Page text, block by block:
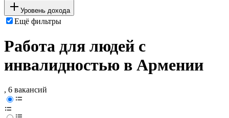
Уровень дохода
Ещё фильтры
Работа для людей с
инвалидностью в Армении
, 6 вакансий